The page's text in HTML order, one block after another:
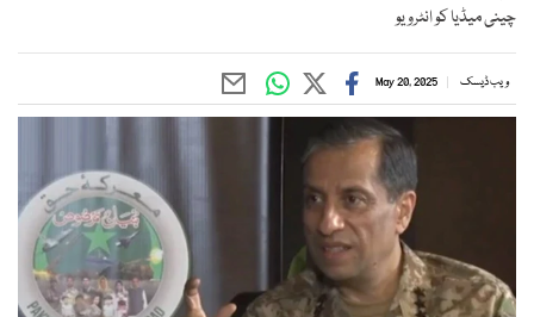
چینی میڈیا کو انٹرویو
ویب ڈیسک May 20, 2025